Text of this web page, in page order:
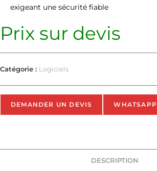
exigeant une sécurité fiable
Prix sur devis
Catégorie : Logiciels
DEMANDER UN DEVIS WHATSAPP
DESCRIPTION